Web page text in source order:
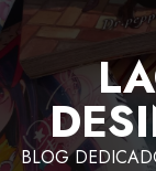
BLOG